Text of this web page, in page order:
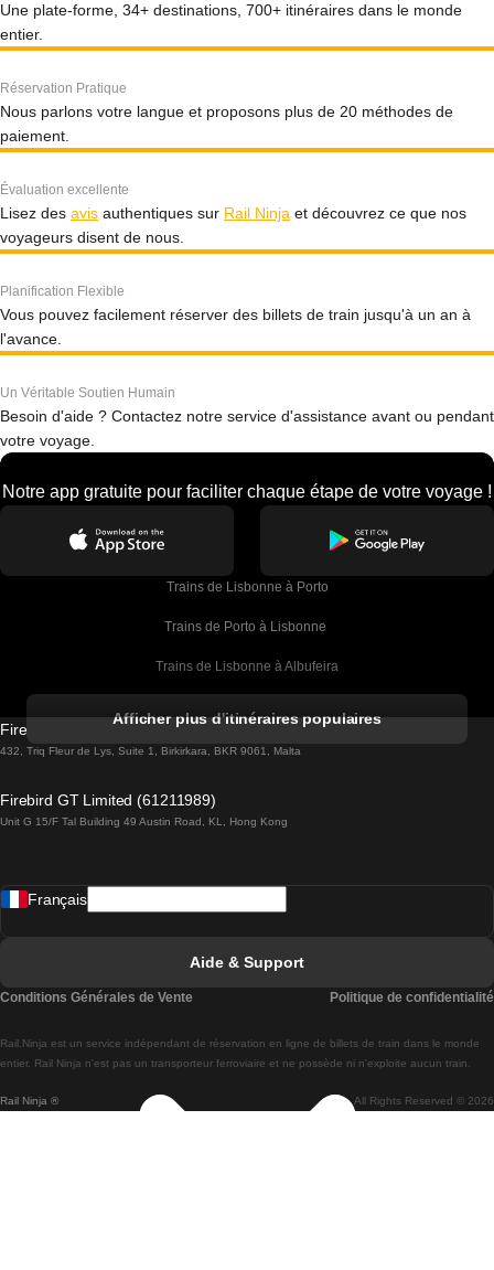
Une plate-forme, 34+ destinations, 700+ itinéraires dans le monde
entier.
Réservation Pratique
Nous parlons votre langue et proposons plus de 20 méthodes de
paiement.
Évaluation excellente
Lisez des avis authentiques sur Rail Ninja et découvrez ce que nos
voyageurs disent de nous.
Planification Flexible
Vous pouvez facilement réserver des billets de train jusqu'à un an à
l'avance.
Un Véritable Soutien Humain
Besoin d'aide ? Contactez notre service d'assistance avant ou pendant
votre voyage.
Notre app gratuite pour faciliter chaque étape de votre voyage !
Trains de Lisbonne à Porto
Trains de Porto à Lisbonne
Trains de Lisbonne à Albufeira
Trains de Lisbonne à Lagos
Trains de Lisbonne à Madrid
Trains de Lisbonne à Braga
Trains de Braga à Lisbonne
Afficher plus d'itinéraires populaires
Firebird GT Limited (OC 1451)
432, Triq Fleur de Lys, Suite 1, Birkirkara, BKR 9061, Malta
Firebird GT Limited (61211989)
Unit G 15/F Tal Building 49 Austin Road, KL, Hong Kong
Rail Ninja ® All Rights Reserved © 2026
Rail.Ninja est un service indépendant de réservation en ligne de billets de train dans le monde
entier. Rail Ninja n'est pas un transporteur ferroviaire et ne possède ni n'exploite aucun train.
Français
Aide & Support
Conditions Générales de Vente Politique de confidentialité